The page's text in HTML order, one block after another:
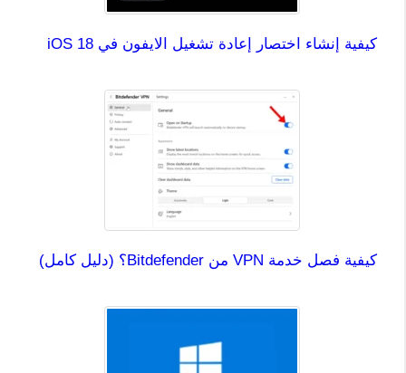
كيفية إنشاء اختصار إعادة تشغيل الايفون في iOS 18
كيفية فصل خدمة VPN من Bitdefender؟ (دليل كامل)